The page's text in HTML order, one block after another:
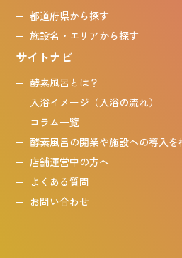
都道府県から探す
施設名・エリアから探す
サイトナビ
酵素風呂とは？
入浴イメージ（入浴の流れ）
コラム一覧
酵素風呂の開業や施設への導入
店舗運営中の方へ
よくある質問
お問い合わせ